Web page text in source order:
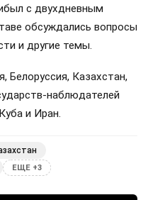
с двухдневным
обсуждались вопросы
и другие темы.
Казахстан,
наблюдателей
и Иран.
ЕЩЕ +3